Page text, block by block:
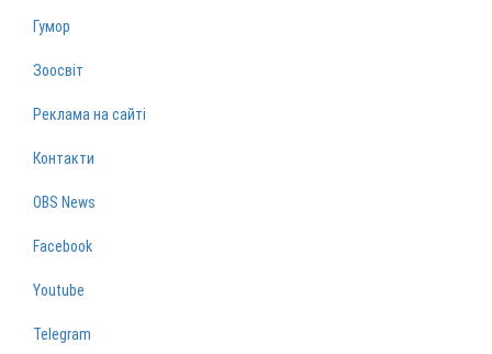
Гумор
Зоосвіт
Реклама на сайті
Контакти
OBS News
Facebook
Youtube
Telegram